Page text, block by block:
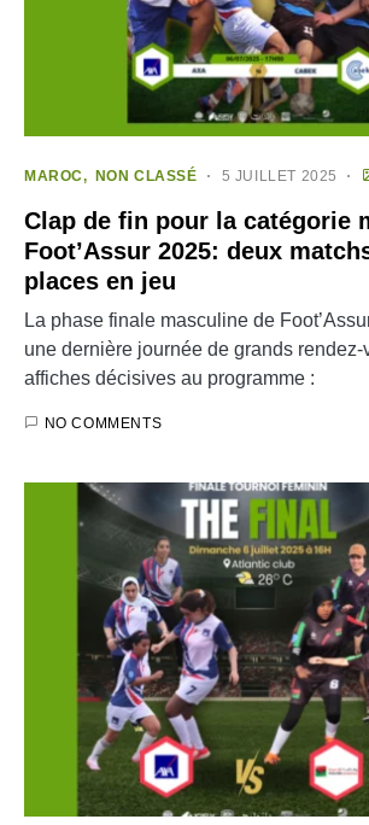
MAROC NON CLASSÉ 5 JUILLET 2025
Clap de fin pour la catégorie
Foot’Assur 2025: deux
places en jeu
La phase finale masculine de
une dernière journée de grands
affiches décisives au programme :
NO COMMENTS